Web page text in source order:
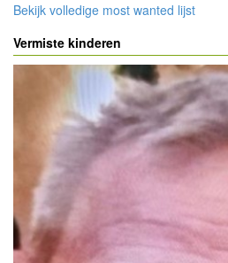
Bekijk volledige most wanted lijst
Vermiste kinderen